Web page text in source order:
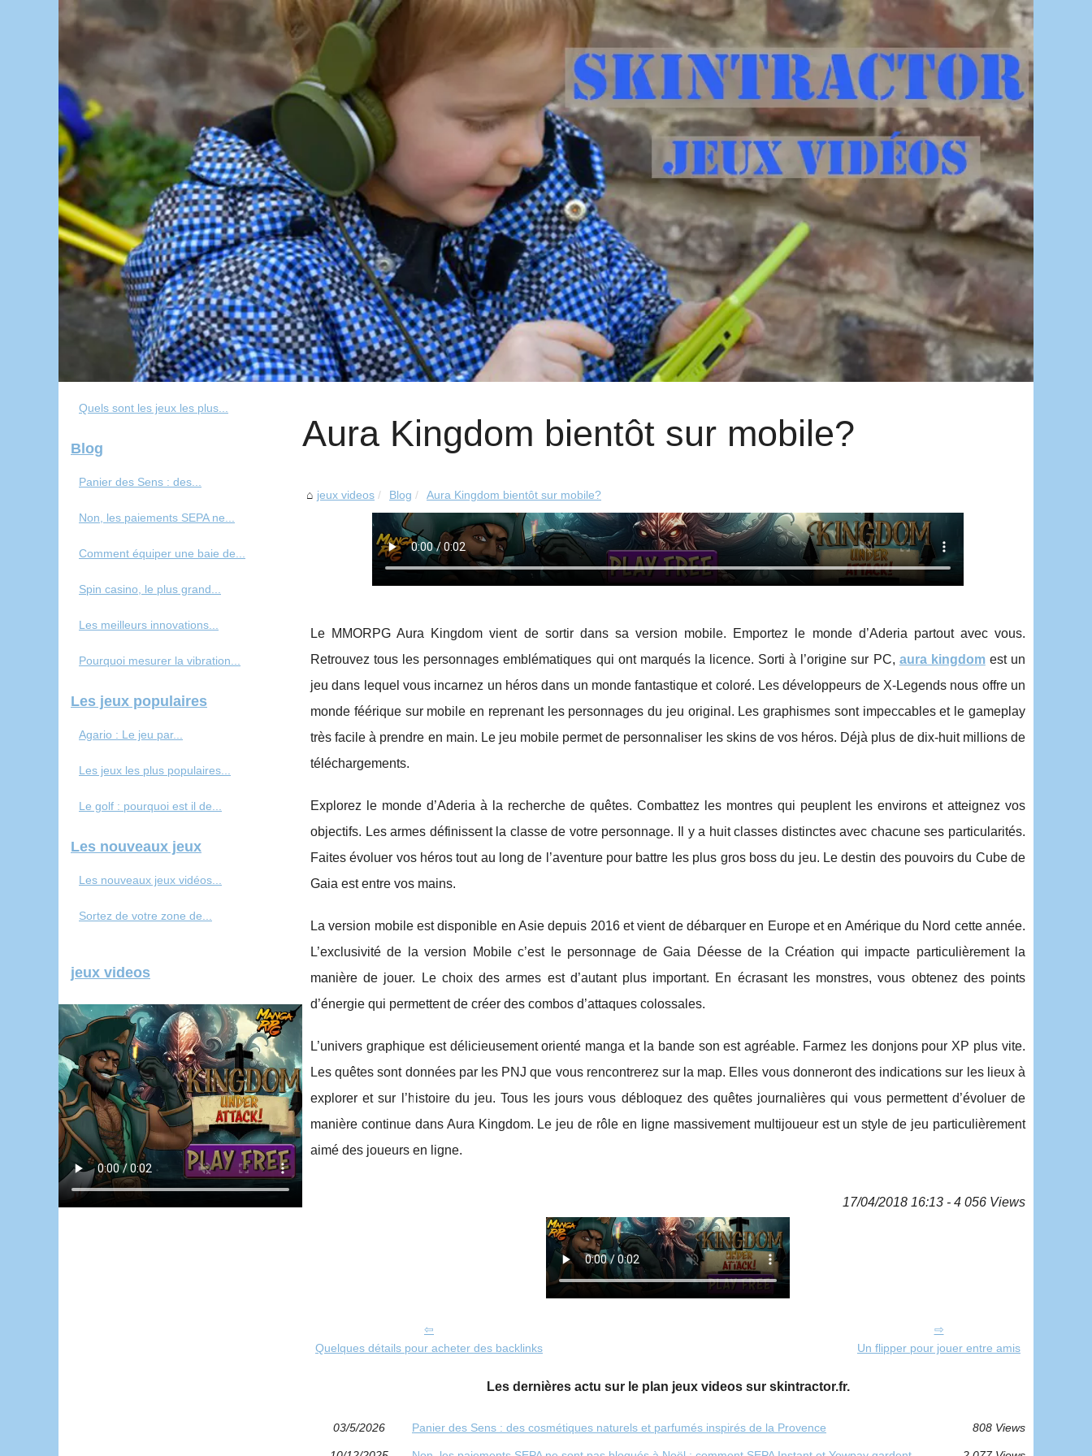
Aura Kingdom bientôt sur mobile?
jeux videos Blog Aura Kingdom bientôt sur mobile?
Le MMORPG Aura Kingdom vient de sortir dans sa version mobile. Emportez le monde d’Aderia partout avec vous.
Retrouvez tous les personnages emblématiques qui ont marqués la licence. Sorti à l’origine sur PC, aura kingdomest un
jeu dans lequel vous incarnez un héros dans un monde fantastique et coloré. Les développeurs de X-Legends nous offre un
monde féérique sur mobile en reprenant les personnages du jeu original. Les graphismes sont impeccables et le gameplay
très facile à prendre en main. Le jeu mobile permet de personnaliser les skins de vos héros. Déjà plus de dix-huit millions de
téléchargements.
Explorez le monde d’Aderia à la recherche de quêtes. Combattez les montres qui peuplent les environs et atteignez vos
objectifs. Les armes définissent la classe de votre personnage. Il y a huit classes distinctes avec chacune ses particularités.
Faites évoluer vos héros tout au long de l’aventure pour battre les plus gros boss du jeu. Le destin des pouvoirs du Cube de
Gaia est entre vos mains.
La version mobile est disponible en Asie depuis 2016 et vient de débarquer en Europe et en Amérique du Nord cette année.
L’exclusivité de la version Mobile c’est le personnage de Gaia Déesse de la Création qui impacte particulièrement la
manière de jouer. Le choix des armes est d’autant plus important. En écrasant les monstres, vous obtenez des points
d’énergie qui permettent de créer des combos d’attaques colossales.
L’univers graphique est délicieusement orienté manga et la bande son est agréable. Farmez les donjons pour XP plus vite.
Les quêtes sont données par les PNJ que vous rencontrerez sur la map. Elles vous donneront des indications sur les lieux à
explorer et sur l’histoire du jeu. Tous les jours vous débloquez des quêtes journalières qui vous permettent d’évoluer de
manière continue dans Aura Kingdom. Le jeu de rôle en ligne massivement multijoueur est un style de jeu particulièrement
aimé des joueurs en ligne.
17/04/2018 16:13 - 4 056 Views
Quelques détails pour acheter des backlinks Un flipper pour jouer entre amis
Les dernières actu sur le plan jeux videos sur skintractor.fr.
03/5/2026 Panier des Sens : des cosmétiques naturels et parfumés inspirés de la Provence 808 Views
Quels sont les jeux les plus...
Blog
Panier des Sens : des...
Non, les paiements SEPA ne...
Comment équiper une baie de...
Spin casino, le plus grand...
Les meilleurs innovations...
Pourquoi mesurer la vibration...
Les jeux populaires
Agario : Le jeu par...
Les jeux les plus populaires...
Le golf : pourquoi est il de...
Les nouveaux jeux
Les nouveaux jeux vidéos...
Sortez de votre zone de...
jeux videos